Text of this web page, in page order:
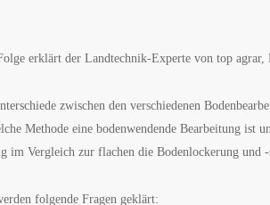
erklärt der Landtechnik-Experte von top
zwischen den verschiedenen
Methode eine bodenwendende Bearbeitung
im Vergleich zur flachen die Bodenlockerung
folgende Fragen geklärt: